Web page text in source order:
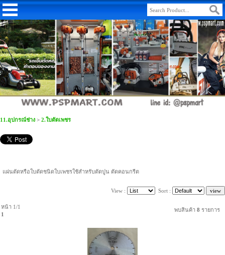
11.อุปกรณ์ช่าง > 2.ใบตัดเพชร
แผ่นตัดหรือใบตัดชนิดใบเพชรใช้สำหรับตัดปูน ตัดคอนกรีต
View : Sort :
หน้า 1/1
1
พบสินค้า 8 รายการ